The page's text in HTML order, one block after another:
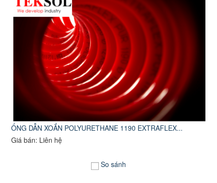
ỐNG DẪN XOẮN POLYURETHANE 1190 EXTRAFLEX...
Giá bán: Liên hệ
So sánh